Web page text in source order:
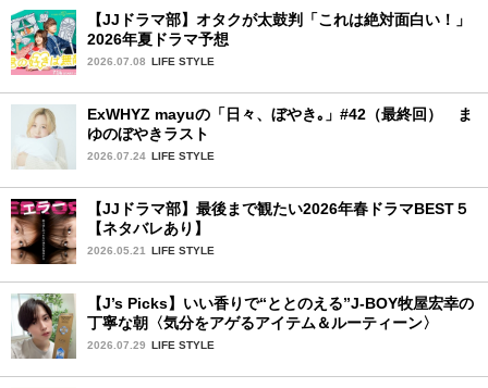
【JJドラマ部】オタクが太鼓判「これは絶対面白い！」
2026年夏ドラマ予想
2026.07.08 LIFE STYLE
ExWHYZ mayuの「日々、ぼやき｡」#42（最終回） ま
ゆのぼやきラスト
2026.07.24 LIFE STYLE
【JJドラマ部】最後まで観たい2026年春ドラマBEST５
【ネタバレあり】
2026.05.21 LIFE STYLE
【J’s Picks】いい香りで“ととのえる”J-BOY牧屋宏幸の
丁寧な朝〈気分をアゲるアイテム＆ルーティーン〉
2026.07.29 LIFE STYLE